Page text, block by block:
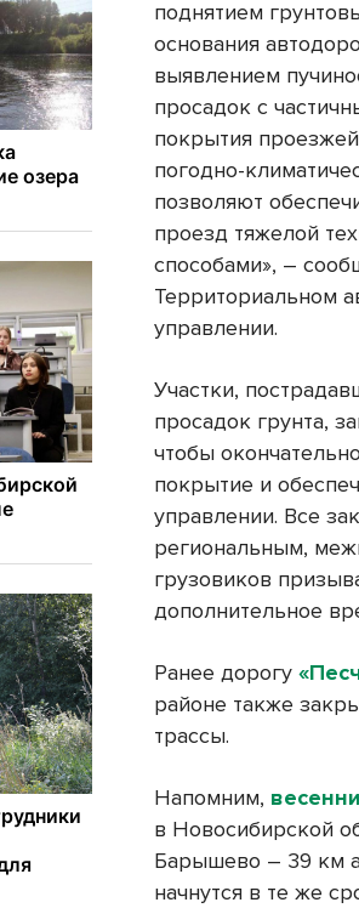
поднятием
основания
выявлением
просадок с
покрытия
погодно-
позволяют
проезд тяжелой
способами», –
Территориальном
управлении.
Участки,
просадок грунта,
чтобы
покрытие и
управлении. Все
региональным,
грузовиков
дополнительное
Ранее дорогу
районе также
трассы.
Напомним,
в Новосибирской
Барышево – 39 км
начнутся в те же